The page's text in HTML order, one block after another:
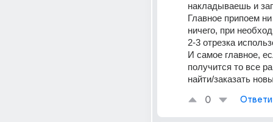
накладываешь и
Главное припоем
ничего, при
2-3 отрезка
И самое главное,
получится то все
найти/заказать
0